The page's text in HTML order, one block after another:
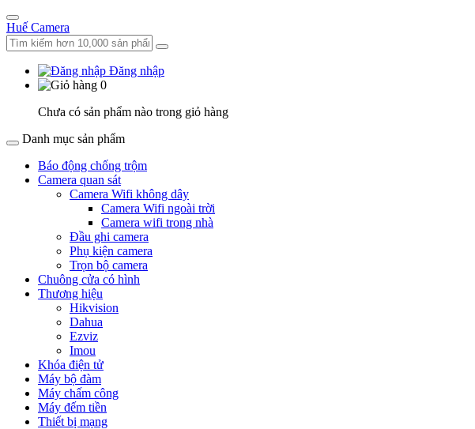
Huế Camera
Đăng nhập
0
Chưa có sản phẩm nào trong giỏ hàng
Danh mục sản phẩm
Báo động chống trộm
Camera quan sát
Camera Wifi không dây
Camera Wifi ngoài trời
Camera wifi trong nhà
Đầu ghi camera
Phụ kiện camera
Trọn bộ camera
Chuông cửa có hình
Thương hiệu
Hikvision
Dahua
Ezviz
Imou
Khóa điện tử
Máy bộ đàm
Máy chấm công
Máy đếm tiền
Thiết bị mạng